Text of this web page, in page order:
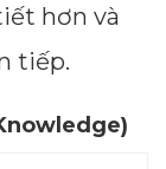
hơn và
tiếp.